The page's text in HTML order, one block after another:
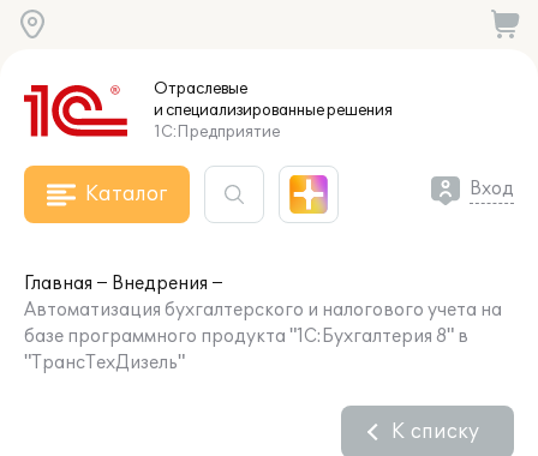
Отраслевые
и специализированныерешения
1С:Предприятие
Каталог Вход
Главная
Внедрения
Автоматизация бухгалтерского и налогового учета на
базе программного продукта "1С:Бухгалтерия 8" в
"ТрансТехДизель"
К списку